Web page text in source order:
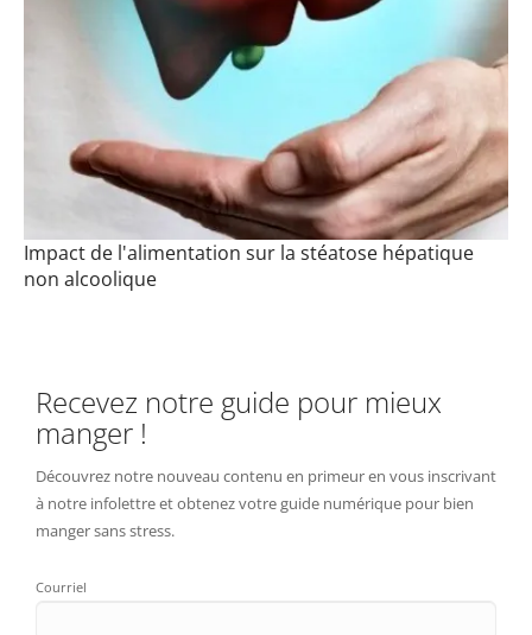
Impact de l'alimentation sur la stéatose hépatique
non alcoolique
Recevez notre guide pour mieux
manger !
Découvrez notre nouveau contenu en primeur en vous inscrivant
à notre infolettre et obtenez votre guide numérique pour bien
manger sans stress.
Courriel